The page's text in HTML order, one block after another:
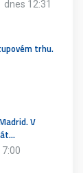
dnes 12:31
trhu.
V
7:00